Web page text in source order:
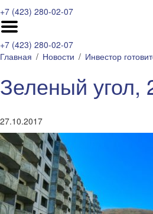
+7 (423) 280-02-07
+7 (423) 280-02-07
Главная
Новости Инвестор
Зеленый угол,
27.10.2017